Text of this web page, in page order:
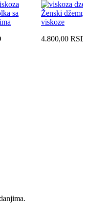
sa
Ženski
viskoze
4.800,00 RSD